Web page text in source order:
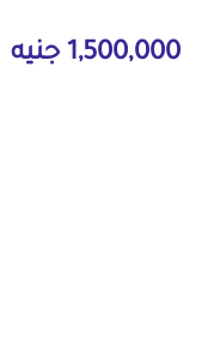
1,500,000 جنيه